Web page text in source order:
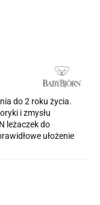
do 2 roku życia.
i zmysłu
leżaczek do
ułożenie